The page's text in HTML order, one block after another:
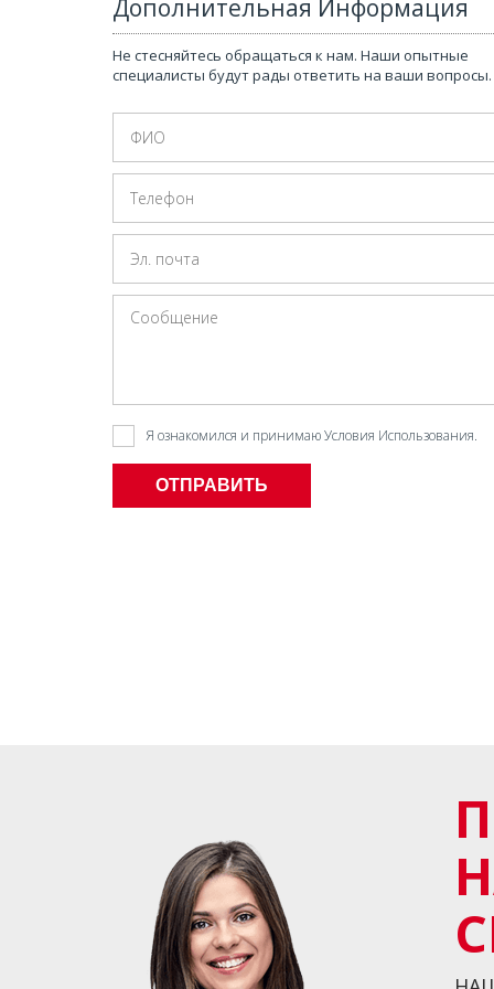
Дополнительная Информация
Не стесняйтесь обращаться к нам. Наши опытные
специалисты будут рады ответить на ваши вопросы.
Я ознакомился и принимаюУсловия Использования.
ОТПРАВИТЬ
перед покупкой строящейся недвижимости